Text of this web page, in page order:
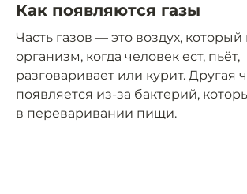
Как появляются газы
Часть газов — это воздух, который
организм, когда человек ест, пьёт,
разговаривает или курит. Другая
появляется из-за бактерий,
в переваривании пищи.